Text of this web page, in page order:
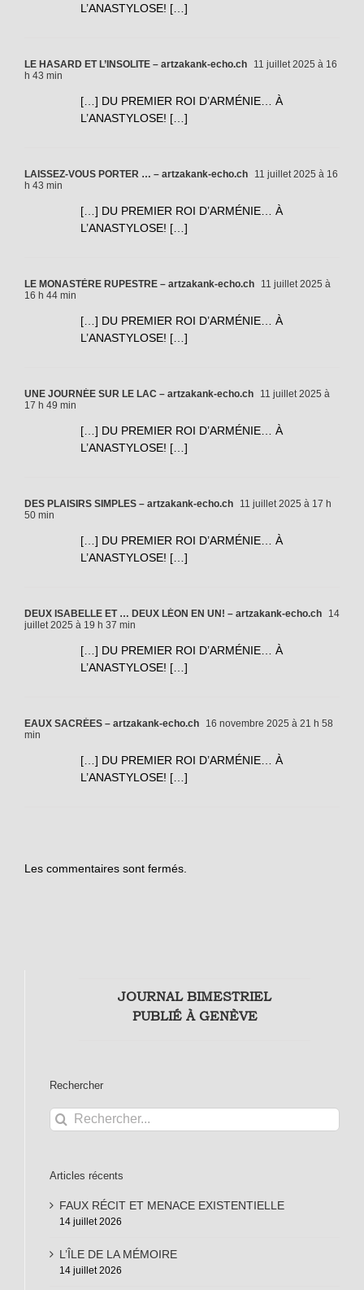
L’ANASTYLOSE! […]
LE HASARD ET L’INSOLITE – artzakank-echo.ch
11 juillet 2025 à 16
h 43 min
[…] DU PREMIER ROI D’ARMÉNIE… À
L’ANASTYLOSE! […]
LAISSEZ-VOUS PORTER … – artzakank-echo.ch
11 juillet 2025 à 16
h 43 min
[…] DU PREMIER ROI D’ARMÉNIE… À
L’ANASTYLOSE! […]
LE MONASTÈRE RUPESTRE – artzakank-echo.ch
11 juillet 2025 à
16 h 44 min
[…] DU PREMIER ROI D’ARMÉNIE… À
L’ANASTYLOSE! […]
UNE JOURNÉE SUR LE LAC – artzakank-echo.ch
11 juillet 2025 à
17 h 49 min
[…] DU PREMIER ROI D’ARMÉNIE… À
L’ANASTYLOSE! […]
DES PLAISIRS SIMPLES – artzakank-echo.ch
11 juillet 2025 à 17 h
50 min
[…] DU PREMIER ROI D’ARMÉNIE… À
L’ANASTYLOSE! […]
DEUX ISABELLE ET … DEUX LÉON EN UN! – artzakank-echo.ch
14
juillet 2025 à 19 h 37 min
[…] DU PREMIER ROI D’ARMÉNIE… À
L’ANASTYLOSE! […]
EAUX SACRÉES – artzakank-echo.ch
16 novembre 2025 à 21 h 58
min
[…] DU PREMIER ROI D’ARMÉNIE… À
L’ANASTYLOSE! […]
Les commentaires sont fermés.
JOURNAL BIMESTRIEL
PUBLIÉ À GENÈVE
Rechercher
Rechercher:
Articles récents
FAUX RÉCIT ET MENACE EXISTENTIELLE
14 juillet 2026
L’ÎLE DE LA MÉMOIRE
14 juillet 2026